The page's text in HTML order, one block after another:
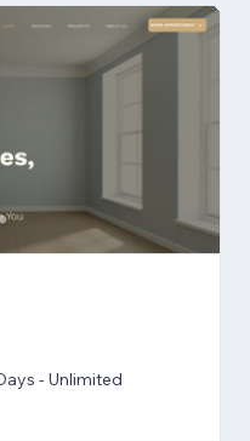
- Unlimited